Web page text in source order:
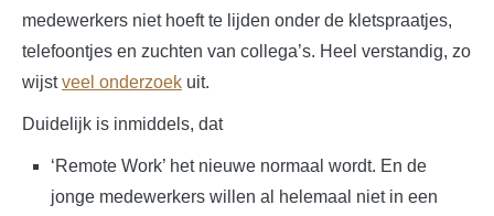
medewerkers niet hoeft te lijden onder de kletspraatjes,
telefoontjes en zuchten van collega’s. Heel verstandig, zo
wijstveel onderzoek uit.
Duidelijk is inmiddels, dat
‘Remote Work’ het nieuwe normaal wordt. En de
jonge medewerkers willen al helemaal niet in een